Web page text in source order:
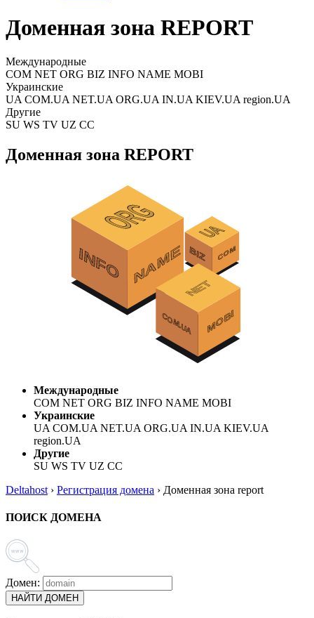
Доменная зона REPORT
Международные
COM NET ORG BIZ INFO NAME MOBI
Украинские
UA COM.UA NET.UA ORG.UA IN.UA KIEV.UA region.UA
Другие
SU WS TV UZ CC
Доменная зона REPORT
Международные
COM NET ORG BIZ INFO NAME MOBI
Украинские
UA COM.UA NET.UA ORG.UA IN.UA KIEV.UA
region.UA
Другие
SU WS TV UZ CC
Deltahost › Регистрация домена › Доменная зона report
ПОИСК ДОМЕНА
Домен:
НАЙТИ ДОМЕН